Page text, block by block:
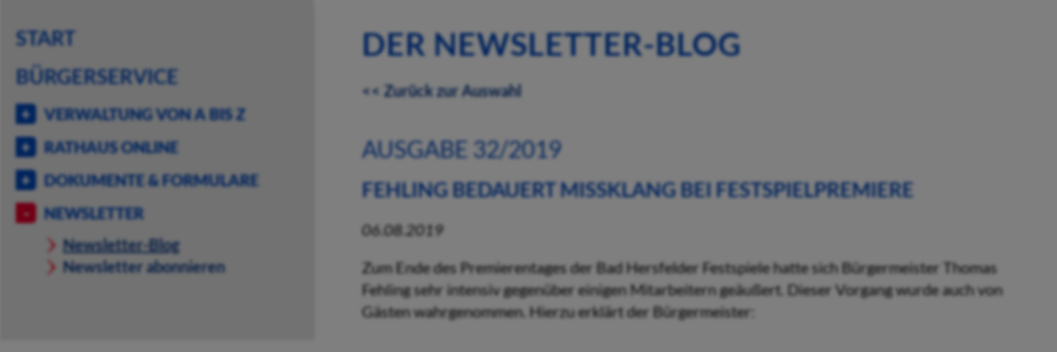
START
BÜRGERSERVICE
VERWALTUNG VON A BIS Z
RATHAUS ONLINE
DOKUMENTE & FORMULARE
NEWSLETTER
Newsletter-Blog
Newsletter abonnieren
DER NEWSLETTER-BLOG
<< Zurück zur Auswahl
AUSGABE 32/2019
FEHLING BEDAUERT MISSKLANG BEI FESTSPIELPREMIERE
06.08.2019
Zum Ende des Premierentages der Bad Hersfelder Festspiele hatte sich Bürgermeister Thomas
Fehling sehr intensiv gegenüber einigen Mitarbeitern geäußert. Dieser Vorgang wurde auch von
Gästen wahrgenommen. Hierzu erklärt der Bürgermeister: